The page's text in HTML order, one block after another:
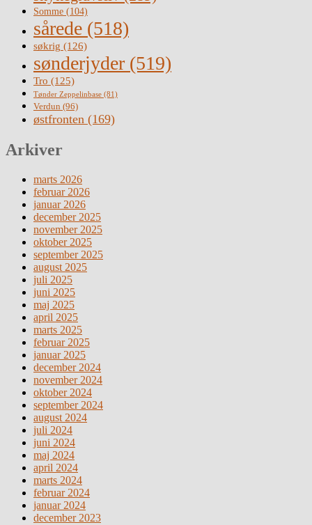
Somme (104)
sårede (518)
søkrig (126)
sønderjyder (519)
Tro (125)
Tønder Zeppelinbase (81)
Verdun (96)
østfronten (169)
Arkiver
marts 2026
februar 2026
januar 2026
december 2025
november 2025
oktober 2025
september 2025
august 2025
juli 2025
juni 2025
maj 2025
april 2025
marts 2025
februar 2025
januar 2025
december 2024
november 2024
oktober 2024
september 2024
august 2024
juli 2024
juni 2024
maj 2024
april 2024
marts 2024
februar 2024
januar 2024
december 2023